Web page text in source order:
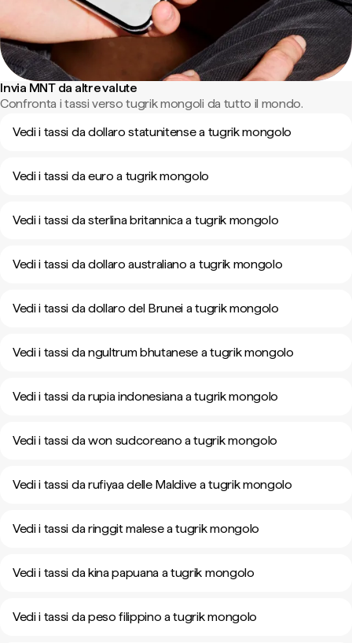
Invia MNT da altre valute
Confronta i tassi verso tugrik mongoli da tutto il mondo.
Vedi i tassi da dollaro statunitense a tugrik mongolo
Vedi i tassi da euro a tugrik mongolo
Vedi i tassi da sterlina britannica a tugrik mongolo
Vedi i tassi da dollaro australiano a tugrik mongolo
Vedi i tassi da dollaro del Brunei a tugrik mongolo
Vedi i tassi da ngultrum bhutanese a tugrik mongolo
Vedi i tassi da rupia indonesiana a tugrik mongolo
Vedi i tassi da won sudcoreano a tugrik mongolo
Vedi i tassi da rufiyaa delle Maldive a tugrik mongolo
Vedi i tassi da ringgit malese a tugrik mongolo
Vedi i tassi da kina papuana a tugrik mongolo
Vedi i tassi da peso filippino a tugrik mongolo